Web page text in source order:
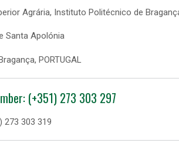
Agrária, Instituto Politécnico de
Santa Apolónia
PORTUGAL
(+351) 273 303 297
273 303 319